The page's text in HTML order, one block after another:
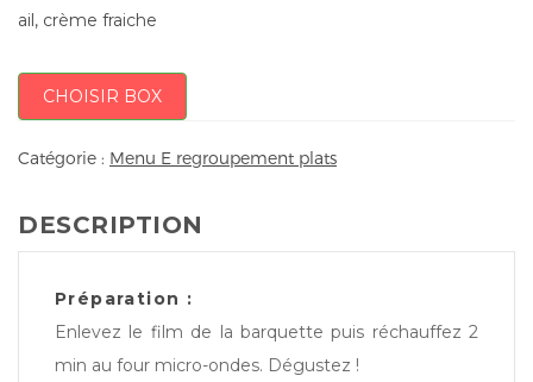
ail, crème fraiche
CHOISIR BOX
Catégorie : Menu E regroupement plats
DESCRIPTION
Préparation :
Enlevez le film de la barquette puis réchauffez 2
min au four micro-ondes. Dégustez !